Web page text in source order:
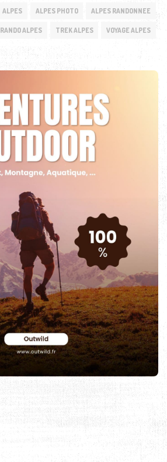
ALPES ALPES PHOTO ALPES RANDONNEE
RANDO ALPES TREK ALPES VOYAGE ALPES